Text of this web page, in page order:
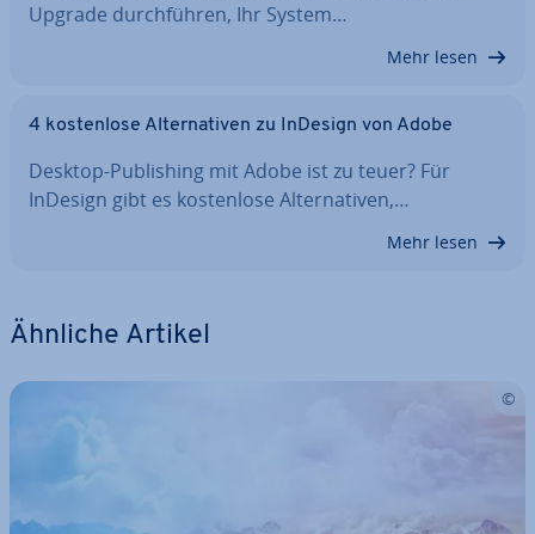
Upgrade durch­füh­ren, Ihr System…
Mehr lesen
4 kos­ten­lo­se Al­ter­na­ti­ven zu InDesign von Adobe
Desktop-Pu­bli­shing mit Adobe ist zu teuer? Für
InDesign gibt es kos­ten­lo­se Al­ter­na­ti­ven,…
Mehr lesen
Ähnliche Artikel